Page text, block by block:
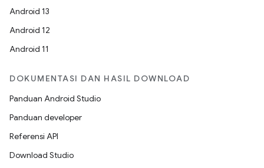
Android 13
Android 12
Android 11
DOKUMENTASI DAN HASIL DOWNLOAD
Panduan Android Studio
Panduan developer
Referensi API
Download Studio